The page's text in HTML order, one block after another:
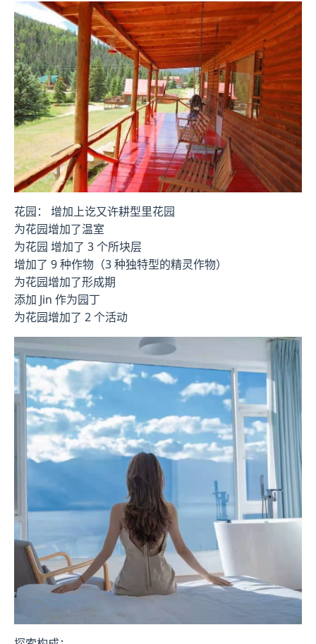
花园： 增加上讫又许耕型里花园
为花园增加了温室
为花园 增加了 3 个所块层
增加了 9 种作物（3 种独特型的精灵作物）
为花园增加了形成期
添加 Jin 作为园丁
为花园增加了 2 个活动